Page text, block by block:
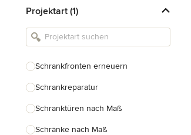
Landschaftsarchitekten
Armaturen & Sanitärbedarf
Projektart (1)
Schrankfronten erneuern
Schrankreparatur
Schranktüren nach Maß
Schränke nach Maß